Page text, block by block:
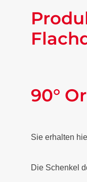
90°
Sie erhalten
Die Schenkel